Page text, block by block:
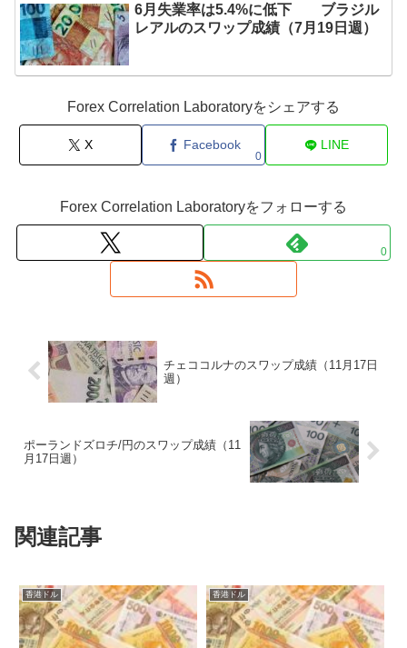
6月失業率は5.4%に低下 ブラジル
レアルのスワップ成績（7月19日週）
Forex Correlation Laboratoryをシェアする
X Facebook
0
LINE
Forex Correlation Laboratoryをフォローする
0
チェココルナのスワップ成績（11月17日
週）
ポーランドズロチ/円のスワップ成績（11
月17日週）
関連記事
香港ドル 香港ドル